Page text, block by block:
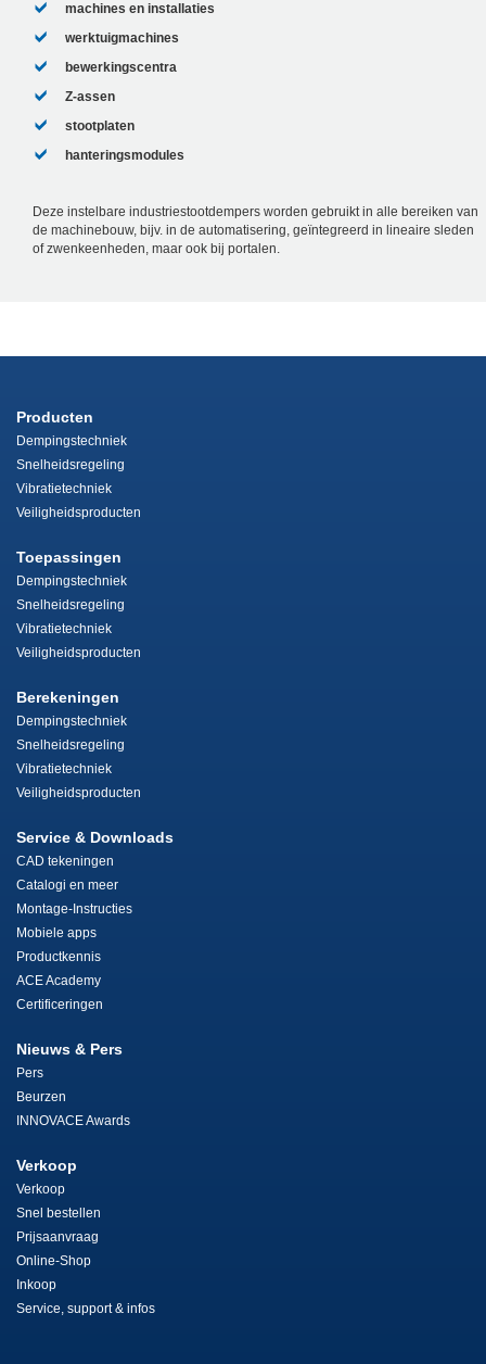
machines en installaties
werktuigmachines
bewerkingscentra
Z-assen
stootplaten
hanteringsmodules
Deze instelbare industriestootdempers worden gebruikt in alle bereiken van
de machinebouw, bijv. in de automatisering, geïntegreerd in lineaire sleden
of zwenkeenheden, maar ook bij portalen.
Producten
Dempingstechniek
Snelheidsregeling
Vibratietechniek
Veiligheidsproducten
Toepassingen
Dempingstechniek
Snelheidsregeling
Vibratietechniek
Veiligheidsproducten
Berekeningen
Dempingstechniek
Snelheidsregeling
Vibratietechniek
Veiligheidsproducten
Service & Downloads
CAD tekeningen
Catalogi en meer
Montage-Instructies
Mobiele apps
Productkennis
ACE Academy
Certificeringen
Nieuws & Pers
Pers
Beurzen
INNOVACE Awards
Verkoop
Verkoop
Snel bestellen
Prijsaanvraag
Online-Shop
Inkoop
Service, support & infos